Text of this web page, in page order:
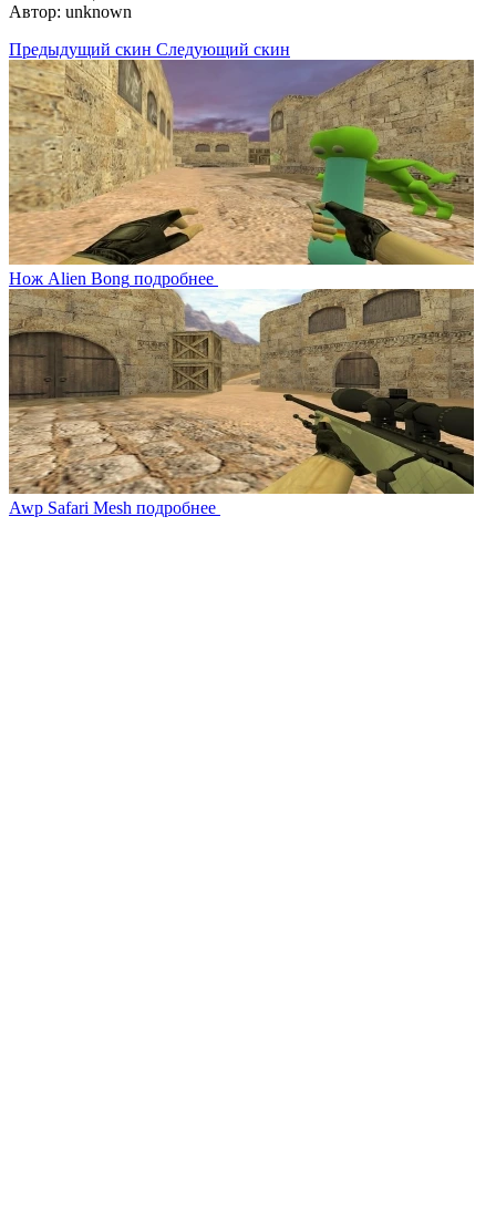
Автор: unknown
Предыдущий скин Следующий скин
Нож Alien Bong подробнее
Awp Safari Mesh подробнее